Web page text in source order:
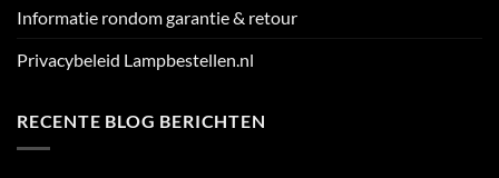
Informatie rondom garantie & retour
Privacybeleid Lampbestellen.nl
RECENTE BLOG BERICHTEN